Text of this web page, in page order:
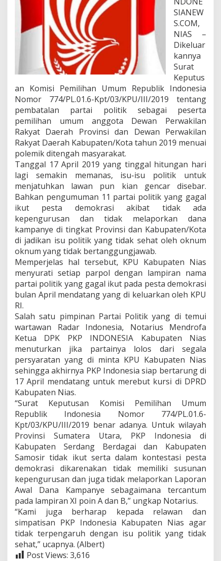
g
D
i
P
e
m
i
l
2
0
1
9
SIANEW
S.COM,
NIAS –
Dikeluar
kannya
Surat
Keputus
an Komisi Pemilihan Umum Republik Indonesia
Nomor 774/PL.01.6-Kpt/03/KPU/III/2019 tentang
pembatalan partai politik sebagai peserta
pemilihan umum anggota Dewan Perwakilan
Rakyat Daerah Provinsi dan Dewan Perwakilan
Rakyat Daerah Kabupaten/Kota tahun 2019 menuai
polemik ditengah masyarakat.
Tanggal 17 April 2019 yang tinggal hitungan hari
lagi semakin memanas, isu-isu politik untuk
menjatuhkan lawan pun kian gencar disebar.
Bahkan pengumuman 11 partai politik yang gagal
ikut pesta demokrasi akibat tidak ada
kepengurusan dan tidak melaporkan dana
kampanye di tingkat Provinsi dan Kabupaten/Kota
di jadikan isu politik yang tidak sehat oleh oknum
oknum yang tidak bertanggungjawab.
Memperjelas hal tersebut, KPU Kabupaten Nias
menyurati setiap parpol dengan lampiran nama
partai politik yang gagal ikut pada pesta demokrasi
bulan April mendatang yang di keluarkan oleh KPU
RI.
Salah satu pimpinan Partai Politik yang di temui
wartawan Radar Indonesia, Notarius Mendrofa
Ketua DPK PKP INDONESIA Kabupaten Nias
menuturkan jika partainya lolos dari segala
persyaratan yang di minta KPU Kabupaten Nias
sehingga akhirnya PKP Indonesia siap bertarung di
17 April mendatang untuk merebut kursi di DPRD
Kabupaten Nias.
“Surat Keputusan Komisi Pemilihan Umum
Republik Indonesia Nomor 774/PL.01.6-
Kpt/03/KPU/III/2019 benar adanya. Untuk wilayah
Provinsi Sumatera Utara, PKP Indonesia di
Kabupaten Serdang Berdagai dan Kabupaten
Samosir tidak ikut serta dalam kontestasi pesta
demokrasi dikarenakan tidak memiliki susunan
kepengurusan dan juga tidak melaporkan Laporan
Awal Dana Kampanye sebagaimana tercantum
pada lampiran XI poin A dan B,” ungkap Notarius.
“Kami juga berharap kepada relawan dan
simpatisan PKP Indonesia Kabupaten Nias agar
tidak terpengaruh dengan isu politik yang tidak
sehat,” ucapnya. (Albert)
Post Views: 3,616